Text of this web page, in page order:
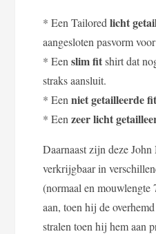
* Een Tailoredlicht
aangesloten pasvorm
* Eenslim fitshirt dat
straks aansluit.
* Eenniet getailleerde fit
* Een zeer licht
Daarnaast zijn deze
verkrijgbaar in
(normaal en
aan, toen hij de
stralen toen hij hem aan